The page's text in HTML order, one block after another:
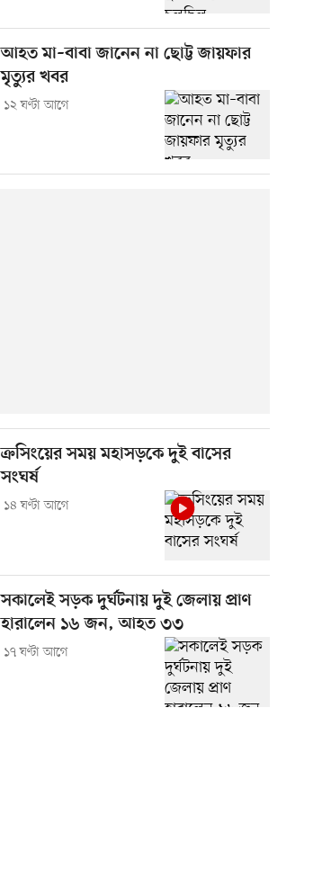
আহত মা–বাবা জানেন না ছোট্ট জায়ফার
মৃত্যুর খবর
১২ ঘণ্টা আগে
ক্রসিংয়ের সময় মহাসড়কে দুই বাসের
সংঘর্ষ
১৪ ঘণ্টা আগে
সকালেই সড়ক দুর্ঘটনায় দুই জেলায় প্রাণ
হারালেন ১৬ জন, আহত ৩৩
১৭ ঘণ্টা আগে